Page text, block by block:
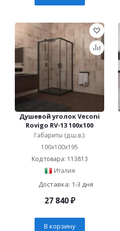
Душевой уголок Veconi
Rovigo RV-13 100x100
Габариты (д.ш.в.):
100x100x195
Код товара: 113813
Италия
Доставка: 1-3 дня
27 840₽
В корзину